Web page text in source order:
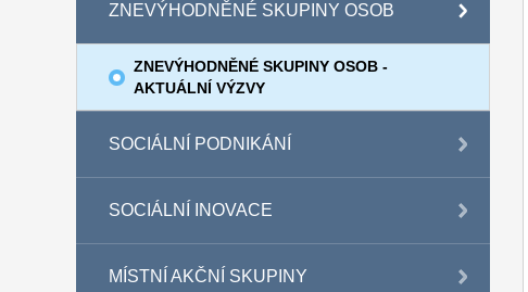
ZNEVÝHODNĚNÉ SKUPINY OSOB
ZNEVÝHODNĚNÉ SKUPINY OSOB -
AKTUÁLNÍ VÝZVY
SOCIÁLNÍ PODNIKÁNÍ
SOCIÁLNÍ INOVACE
MÍSTNÍ AKČNÍ SKUPINY